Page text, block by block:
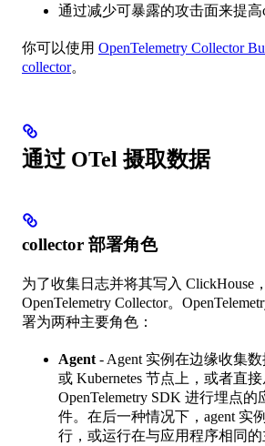
通过减少可暴露的攻击面来提高
你可以使用 OpenTelemetry Collector
collector。
通过 OTel 摄取数据
collector 部署角色
为了收集日志并将其写入 ClickHouse
OpenTelemetry Collector。
署为两种主要角色：
Agent - Agent 实例在边缘收集
或 Kubernetes 节点上，或者直接
OpenTelemetry SDK 进行埋点
件。在后一种情况下，agent 实
行，或运行在与应用程序相同